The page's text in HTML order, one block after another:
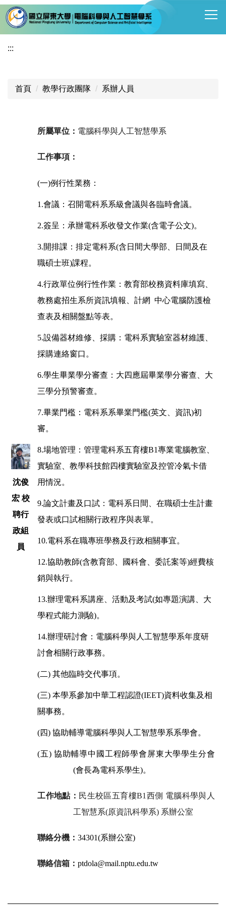
跳
到
:::
首頁 教學行政團隊 系辦人員
沈俊
宏 校
聘行
政組
員
所屬單位： 電腦科學與人工智慧學系
工作事項：
(一)例行性業務：
1.會議：召開電科系系級會議與各臨時會議。
2.簽呈：承辦電科系收發文作業(含電子公文)。
3.開排課：排定電科系(含日間大學部、日間及在
職碩士班)課程。
4.行政單位例行性作業：教育部校務資料庫填寫、
教務處招生系所資訊填報、計網 中心電腦防護檢
查表及相關盤點等表。
5.設備器材維修、採購：電科系實驗室器材維護、
採購連絡窗口。
6.學生畢業學分審查：大四應屆畢業學分審查、大
三學分預警審查。
7.畢業門檻：電科系系畢業門檻(英文、資訊)初
審。
8.場地管理：管理電科系五育樓B1專業電腦教室、
實驗室、教學科技館四樓實驗室及控管冷氣卡借
用情況。
9.論文計畫及口試：電科系日間、在職碩士生計畫
發表或口試相關行政程序與表單。
10.電科系在職專班學務及行政相關事宜。
12.協助教師(含教育部、國科會、委託案等)經費核
銷與執行。
13.辦理電科系講座、活動及考試(如專題演講、大
學程式能力測驗)。
14.辦理研討會：電腦科學與人工智慧學系年度研
討會相關行政事務。
(二)其他臨時交代事項。
(三) 本學系參加中華工程認證(IEET)資料收集及相
關事務。
(四) 協助輔導電腦科學與人工智慧學系系學會。
(五) 協助輔導中國工程師學會屏東大學學生分會
(會長為電科系學生)。
工作地點： 民生校區五育樓B1西側 電腦科學與人
工智慧系(原資訊科學系) 系辦公室
聯絡分機：34301(系辦公室)
聯絡信箱：ptdola@mail.nptu.edu.tw